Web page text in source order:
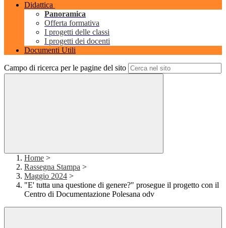
Didattica
Panoramica
Offerta formativa
I progetti delle classi
I progetti dei docenti
Documenti Utili
Campo di ricerca per le pagine del sito
Home >
Rassegna Stampa >
Maggio 2024 >
"E' tutta una questione di genere?" prosegue il progetto con il
Centro di Documentazione Polesana odv